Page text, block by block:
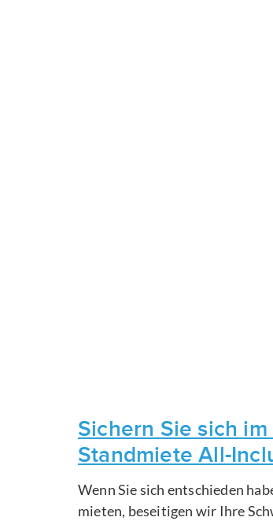
Sichern Sie sich
Standmiete All-
Wenn Sie sich entschieden
mieten, beseitigen wir Ihre